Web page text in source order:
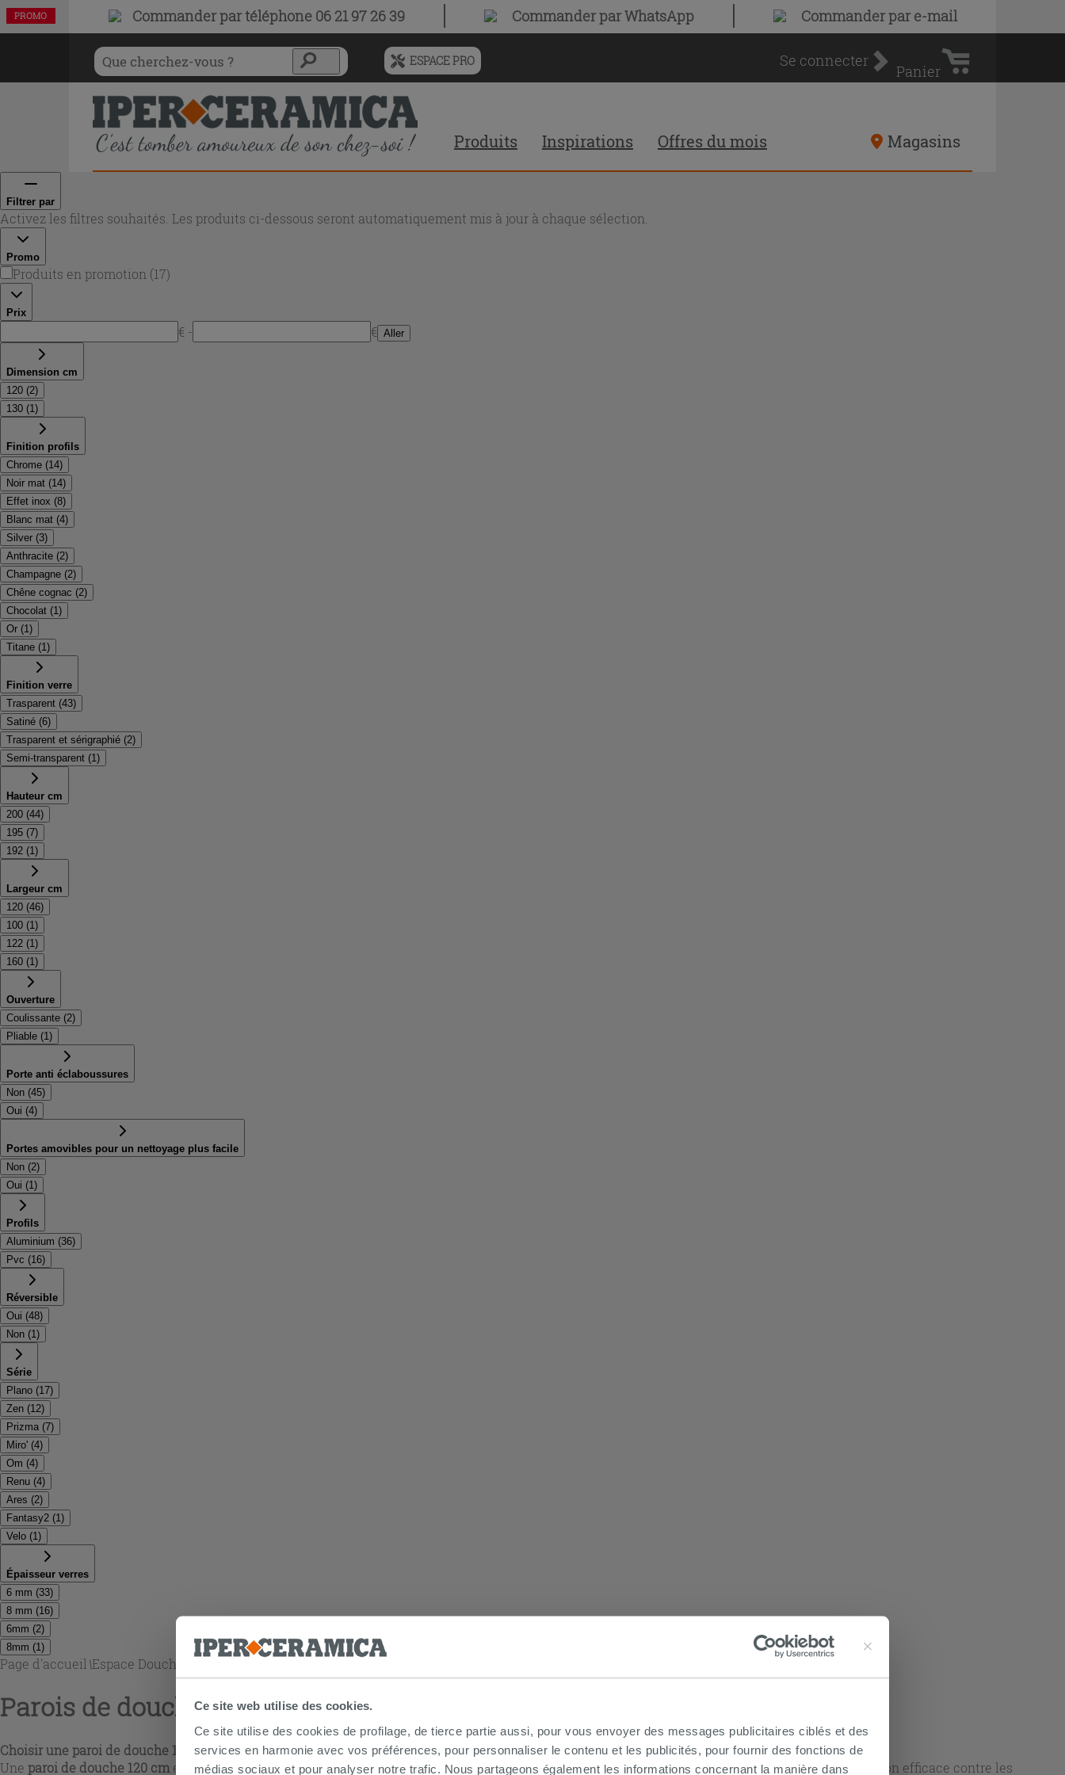
Ce site web utilise des cookies.
Ce site utilise des cookies de profilage, de tierce partie aussi, pour vous envoyer des messages publicitaires ciblés et des
services en harmonie avec vos préférences, pour personnaliser le contenu et les publicités, pour fournir des fonctions de
médias sociaux et pour analyser notre trafic. Nous partageons également les informations concernant la manière dans
Commander par téléphone 06 21 97 26 39 Commander par WhatsApp Commander par e-mail
Menu
l'historique
des
recherches
du
recommandé
du
ESPACE PRO Se connecter
d'achat
Panier
Produits Inspirations Offres du mois Magasins
Filtrer par
Activez les filtres souhaités. Les produits ci-dessous seront automatiquement mis à jour à chaque sélection.
Promo
Produits en promotion (17)
Prix
€ - € Aller
Dimension cm
120 (2)
130 (1)
Finition profils
Chrome (14)
Noir mat (14)
Effet inox (8)
Blanc mat (4)
Silver (3)
Anthracite (2)
Champagne (2)
Chêne cognac (2)
Chocolat (1)
Or (1)
Titane (1)
Finition verre
Trasparent (43)
Satiné (6)
Trasparent et sérigraphié (2)
Semi-transparent (1)
Hauteur cm
200 (44)
195 (7)
192 (1)
Largeur cm
120 (46)
100 (1)
122 (1)
160 (1)
Ouverture
Coulissante (2)
Pliable (1)
Porte anti éclaboussures
Non (45)
Oui (4)
Portes amovibles pour un nettoyage plus facile
Non (2)
Oui (1)
Profils
Aluminium (36)
Pvc (16)
Réversible
Oui (48)
Non (1)
Série
Plano (17)
Zen (12)
Prizma (7)
Miro' (4)
Om (4)
Renu (4)
Ares (2)
Fantasy2 (1)
Velo (1)
Épaisseur verres
6 mm (33)
8 mm (16)
6mm (2)
8mm (1)
Page d'accueil \Espace Douche
Parois de douche 120 cm
Choisir une paroi de douche 120 cm selon votre espace
Une paroi de douche 120 cm est un choix idéal pour une douche à l’italienne ou un renfoncement, en offrant une largeur confortable et une protection efficace contre les
PROMO
PROMO
PROMO
PROMO
PROMO
PROMO
PROMO
PROMO
PROMO
PROMO
PROMO
PROMO
PROMO
PROMO
PROMO
PROMO
PROMO